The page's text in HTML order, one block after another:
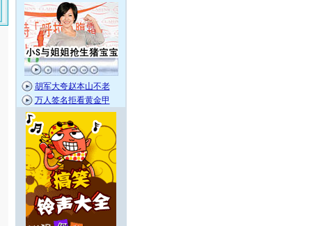
胡军大夸赵本山不老
万人签名拒看黄金甲